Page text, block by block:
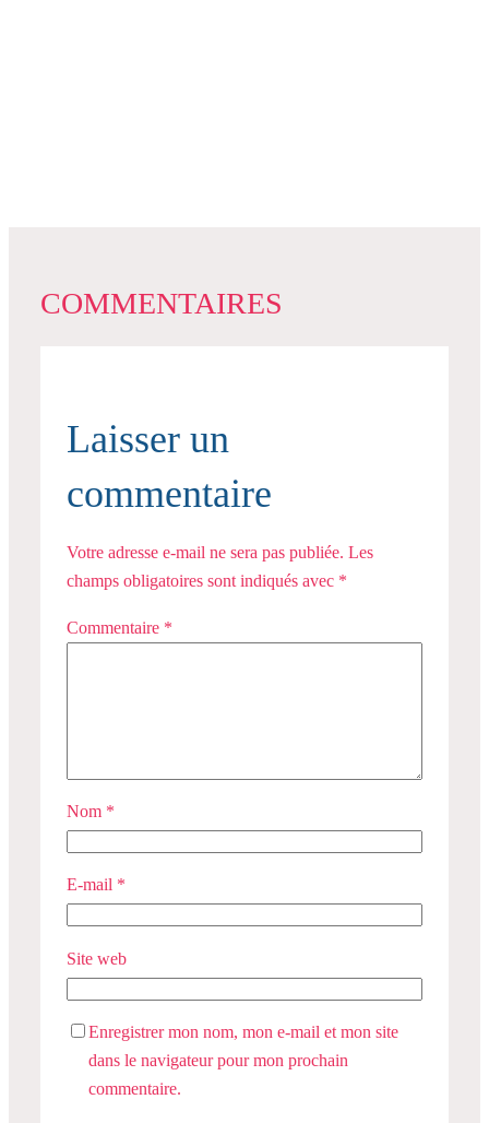
COMMENTAIRES
Laisser un
commentaire
Votre adresse e-mail ne sera pas publiée. Les
champs obligatoires sont indiqués avec *
Commentaire *
Nom *
E-mail *
Site web
Enregistrer mon nom, mon e-mail et mon site
dans le navigateur pour mon prochain
commentaire.